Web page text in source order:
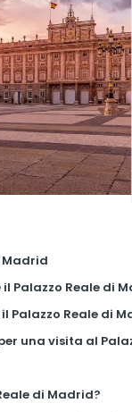
Madrid
Palazzo Reale di
Palazzo Reale di
una visita al
di Madrid?